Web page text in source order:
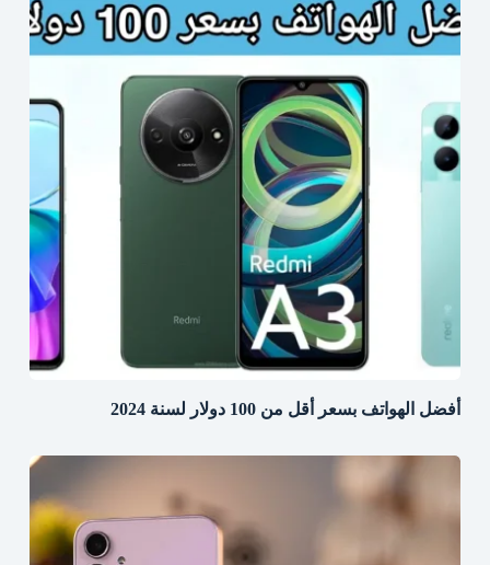
أفضل الهواتف بسعر أقل من 100 دولار لسنة 2024